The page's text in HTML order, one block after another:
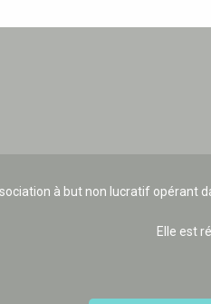
à but non lucratif opérant
Elle est